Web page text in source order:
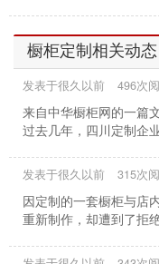
橱柜定制相关动态
发表于很久以前 496次
来自中华橱柜网的一篇
过去几年，四川定制企
发表于很久以前 315次
因定制的一套橱柜与店
重新制作，却遭到了拒